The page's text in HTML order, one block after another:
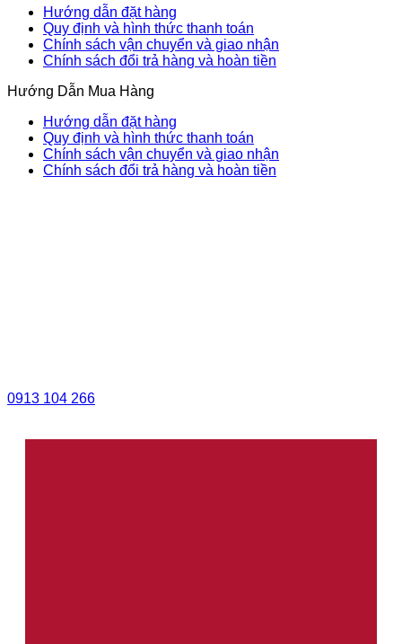
Hướng dẫn đặt hàng
Quy định và hình thức thanh toán
Chính sách vận chuyển và giao nhận
Chính sách đổi trả hàng và hoàn tiền
Hướng Dẫn Mua Hàng
Hướng dẫn đặt hàng
Quy định và hình thức thanh toán
Chính sách vận chuyển và giao nhận
Chính sách đổi trả hàng và hoàn tiền
0913 104 266